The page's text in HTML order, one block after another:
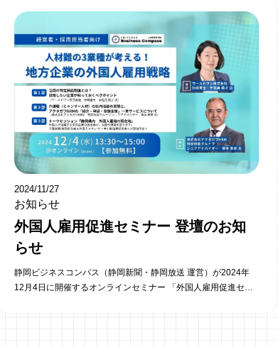
2024/11/27
お知らせ
外国人雇用促進セミナー 登壇のお知
らせ
静岡ビジネスコンパス（静岡新聞・静岡放送 運営）が2024年
12月4日に開催するオンラインセミナー 「外国人雇用促進セミ